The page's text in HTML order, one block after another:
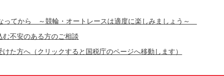
ってから ～競輪・オートレースは適度に楽しみましょう～
不安のある方のご相談
た方へ（クリックすると国税庁のページへ移動します）